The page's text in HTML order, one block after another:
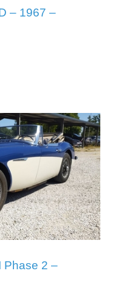
– 1967 –
Phase 2 –